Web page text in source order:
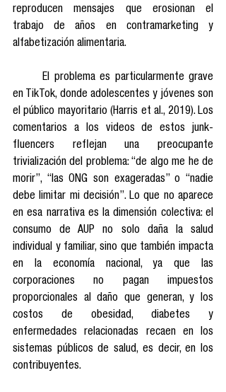
reproducen mensajes que erosionan el
trabajo de años en contramarketing y
alfabetización alimentaria.
	El problema es particularmente grave
en TikTok, donde adolescentes y jóvenes son
el público mayoritario (Harris et al., 2019). Los
comentarios a los videos de estos junk-
fluencers reflejan una preocupante
trivialización del problema: “de algo me he de
morir”, “las ONG son exageradas” o “nadie
debe limitar mi decisión”. Lo que no aparece
en esa narrativa es la dimensión colectiva: el
consumo de AUP no solo daña la salud
individual y familiar, sino que también impacta
en la economía nacional, ya que las
corporaciones no pagan impuestos
proporcionales al daño que generan, y los
costos de obesidad, diabetes y
enfermedades relacionadas recaen en los
sistemas públicos de salud, es decir, en los
contribuyentes.